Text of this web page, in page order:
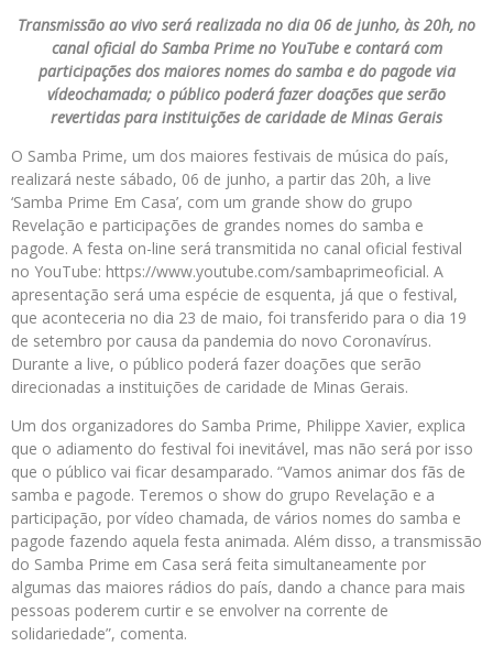
Transmissão ao vivo será realizada no dia 06 de junho, às 20h, no
canal oficial do Samba Prime no YouTube e contará com
participações dos maiores nomes do samba e do pagode via
vídeochamada; o público poderá fazer doações que serão
revertidas para instituições de caridade de Minas Gerais
O Samba Prime, um dos maiores festivais de música do país,
realizará neste sábado, 06 de junho, a partir das 20h, a live
‘Samba Prime Em Casa’, com um grande show do grupo
Revelação e participações de grandes nomes do samba e
pagode. A festa on-line será transmitida no canal oficial festival
no YouTube: https://www.youtube.com/sambaprimeoficial. A
apresentação será uma espécie de esquenta, já que o festival,
que aconteceria no dia 23 de maio, foi transferido para o dia 19
de setembro por causa da pandemia do novo Coronavírus.
Durante a live, o público poderá fazer doações que serão
direcionadas a instituições de caridade de Minas Gerais.
Um dos organizadores do Samba Prime, Philippe Xavier, explica
que o adiamento do festival foi inevitável, mas não será por isso
que o público vai ficar desamparado. “Vamos animar dos fãs de
samba e pagode. Teremos o show do grupo Revelação e a
participação, por vídeo chamada, de vários nomes do samba e
pagode fazendo aquela festa animada. Além disso, a transmissão
do Samba Prime em Casa será feita simultaneamente por
algumas das maiores rádios do país, dando a chance para mais
pessoas poderem curtir e se envolver na corrente de
solidariedade”, comenta.